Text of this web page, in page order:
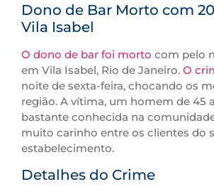
Dono de Bar Morto com
Vila Isabel
O dono de bar foi morto com pelo
em Vila Isabel, Rio de Janeiro. O
noite de sexta-feira, chocando os
região. A vítima, um homem de 45
bastante conhecida na
muito carinho entre os clientes do
estabelecimento.
Detalhes do Crime